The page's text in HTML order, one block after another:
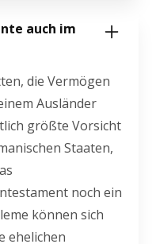
auch im
die Vermögen
Ausländer
größte Vorsicht
Staaten,
noch ein
können sich
ehelichen